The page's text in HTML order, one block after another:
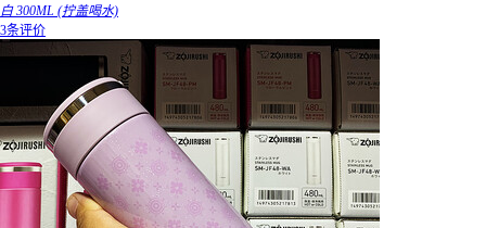
白 300ML (拧盖喝水)
3条评价